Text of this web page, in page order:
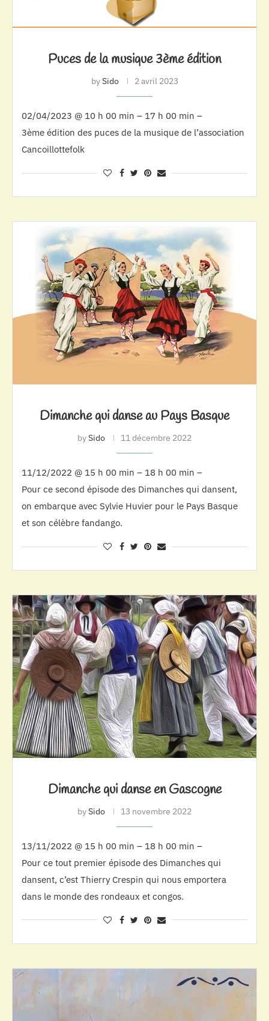
Puces de la musique 3ème édition
bySido 2 avril 2023
02/04/2023 @ 10 h 00 min – 17 h 00 min –
3ème édition des puces de la musique de l’association
Cancoillottefolk
Dimanche qui danse au Pays Basque
bySido 11 décembre 2022
11/12/2022 @ 15 h 00 min – 18 h 00 min –
Pour ce second épisode des Dimanches qui dansent,
on embarque avec Sylvie Huvier pour le Pays Basque
et son célèbre fandango.
Dimanche qui danse en Gascogne
bySido 13 novembre 2022
13/11/2022 @ 15 h 00 min – 18 h 00 min –
Pour ce tout premier épisode des Dimanches qui
dansent, c’est Thierry Crespin qui nous emportera
dans le monde des rondeaux et congos.